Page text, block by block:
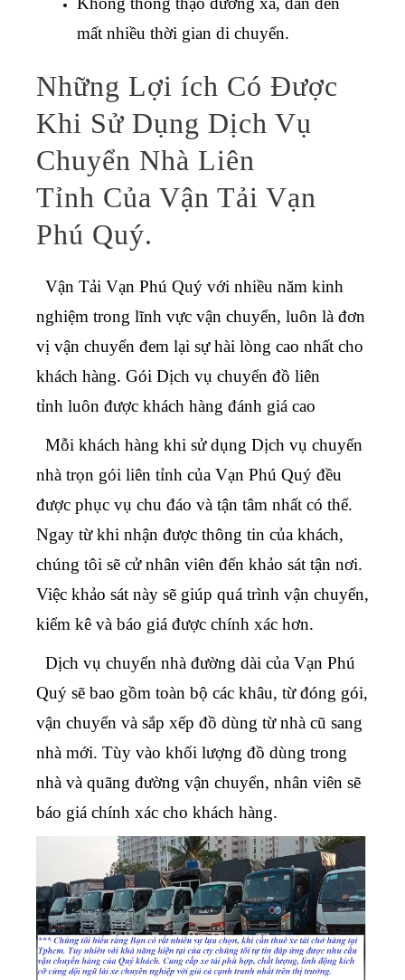
mất nhiều thời gian di chuyển.
Những Lợi ích Có Được
Khi Sử Dụng Dịch Vụ
Chuyển Nhà Liên
Tỉnh Của Vận Tải Vạn
Phú Quý.
Vận Tải Vạn Phú Quý với nhiều năm kinh
nghiệm trong lĩnh vực vận chuyển, luôn là đơn
vị vận chuyển đem lại sự hài lòng cao nhất cho
khách hàng. Gói Dịch vụ chuyển đồ liên
tỉnh luôn được khách hàng đánh giá cao
Mỗi khách hàng khi sử dụng Dịch vụ chuyển
nhà trọn gói liên tỉnh của Vạn Phú Quý đều
được phục vụ chu đáo và tận tâm nhất có thể.
Ngay từ khi nhận được thông tin của khách,
chúng tôi sẽ cử nhân viên đến khảo sát tận nơi.
Việc khảo sát này sẽ giúp quá trình vận chuyển,
kiểm kê và báo giá được chính xác hơn.
Dịch vụ chuyển nhà đường dài của Vạn Phú
Quý sẽ bao gồm toàn bộ các khâu, từ đóng gói,
vận chuyển và sắp xếp đồ dùng từ nhà cũ sang
nhà mới. Tùy vào khối lượng đồ dùng trong
nhà và quãng đường vận chuyển, nhân viên sẽ
báo giá chính xác cho khách hàng.